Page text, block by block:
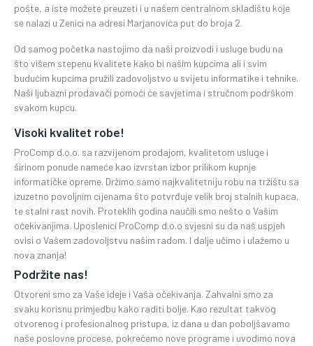
pošte, a iste možete preuzeti i u našem centralnom skladištu koje
se nalazi u Zenici na adresi Marjanovića put do broja 2.
Od samog početka nastojimo da naši proizvodi i usluge budu na
što višem stepenu kvalitete kako bi našim kupcima ali i svim
budućim kupcima pružili zadovoljstvo u svijetu informatike i tehnike.
Naši ljubazni prodavači pomoći će savjetima i stručnom podrškom
svakom kupcu.
Visoki kvalitet robe!
ProComp d.o.o. sa razvijenom prodajom, kvalitetom usluge i
širinom ponude nameće kao izvrstan izbor prilikom kupnje
informatičke opreme. Držimo samo najkvalitetniju robu na tržištu sa
izuzetno povoljnim cijenama što potvrđuje velik broj stalnih kupaca,
te stalni rast novih. Proteklih godina naučili smo nešto o Vašim
očekivanjima. Uposlenici ProComp d.o.o svjesni su da naš uspjeh
ovisi o Vašem zadovoljstvu našim radom. I dalje učimo i ulažemo u
nova znanja!
Podržite nas!
Otvoreni smo za Vaše ideje i Vaša očekivanja. Zahvalni smo za
svaku korisnu primjedbu kako raditi bolje. Kao rezultat takvog
otvorenog i profesionalnog pristupa, iz dana u dan poboljšavamo
naše poslovne procese, pokrećemo nove programe i uvodimo nova